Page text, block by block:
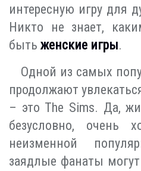
интересную игру для
Никто не знает,
быть женские игры.
Одной из самых
продолжают
– это The Sims. Да,
безусловно, очень
неизменной
заядлые фанаты